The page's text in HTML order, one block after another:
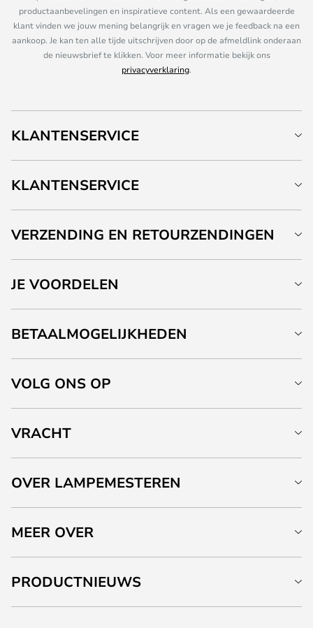
productaanbevelingen en inspiratieve content. Als een gewaardeerde
klant vinden we jouw mening belangrijk en vragen we je feedback na een
aankoop. Je kan ten alle tijde uitschrijven door op de afmeldlink onderaan
de nieuwsbrief te klikken. Voor meer informatie bekijk ons
privacyverklaring.
KLANTENSERVICE
KLANTENSERVICE
VERZENDING EN RETOURZENDINGEN
JE VOORDELEN
BETAALMOGELIJKHEDEN
VOLG ONS OP
VRACHT
OVER LAMPEMESTEREN
MEER OVER
PRODUCTNIEUWS